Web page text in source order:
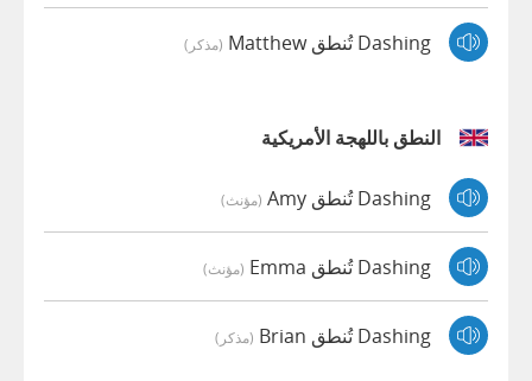
Dashing تُنطق Matthew (مذكر)
النطق باللهجة الأمريكية
Dashing تُنطق Amy (مؤنث)
Dashing تُنطق Emma (مؤنث)
Dashing تُنطق Brian (مذكر)